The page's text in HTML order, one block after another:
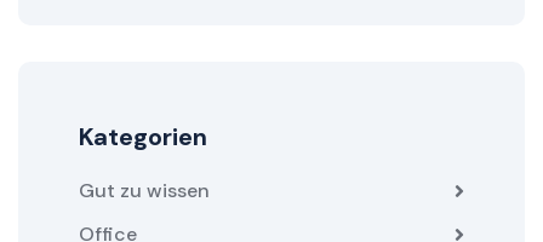
Kategorien
Gut zu wissen
Office